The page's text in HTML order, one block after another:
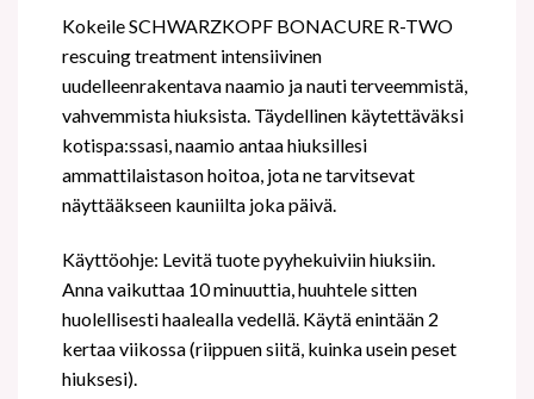
Kokeile SCHWARZKOPF BONACURE R-TWO
rescuing treatment intensiivinen
uudelleenrakentava naamio ja nauti terveemmistä,
vahvemmista hiuksista. Täydellinen käytettäväksi
kotispa:ssasi, naamio antaa hiuksillesi
ammattilaistason hoitoa, jota ne tarvitsevat
näyttääkseen kauniilta joka päivä.
Käyttöohje: Levitä tuote pyyhekuiviin hiuksiin.
Anna vaikuttaa 10 minuuttia, huuhtele sitten
huolellisesti haalealla vedellä. Käytä enintään 2
kertaa viikossa (riippuen siitä, kuinka usein peset
hiuksesi).